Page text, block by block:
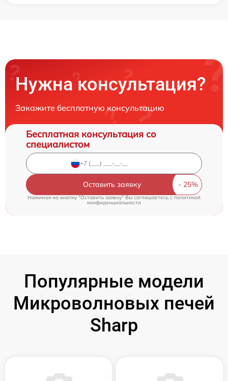
Нужна консультация?
Закажите бесплатную консультацию
Бесплатная консультация со
специалистом
Оставить заявку
Нажимая на кнопку "Оставить заявку" Вы соглашаетесь cполитикой
конфиденциальности
Популярные модели
Микроволновых печей
Sharp